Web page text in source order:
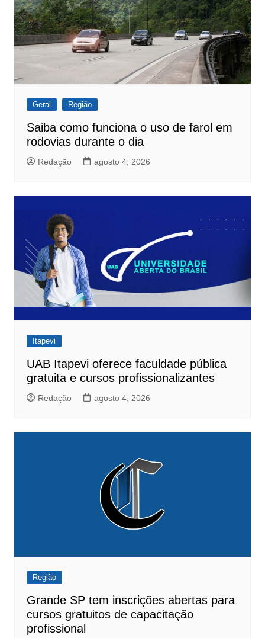
Geral Região
Saiba como funciona o uso de farol em
rodovias durante o dia
Redação agosto 4, 2026
Itapevi
UAB Itapevi oferece faculdade pública
gratuita e cursos profissionalizantes
Redação agosto 4, 2026
Região
Grande SP tem inscrições abertas para
cursos gratuitos de capacitação
profissional